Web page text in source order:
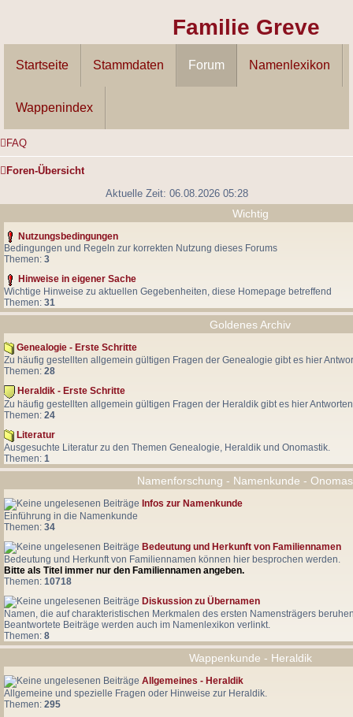
Familie Greve
Startseite Stammdaten Forum Namenlexikon
Wappenindex
FAQ
Foren-Übersicht
Aktuelle Zeit: 06.08.2026 05:28
Wichtig
Nutzungsbedingungen
Bedingungen und Regeln zur korrekten Nutzung dieses Forums
Themen: 3
Hinweise in eigener Sache
Wichtige Hinweise zu aktuellen Gegebenheiten, diese Homepage betreffend
Themen: 31
Goldenes Archiv
Genealogie - Erste Schritte
Zu häufig gestellten allgemein gültigen Fragen der Genealogie gibt es hier
Themen: 28
Heraldik - Erste Schritte
Zu häufig gestellten allgemein gültigen Fragen der Heraldik gibt es hier
Themen: 24
Literatur
Ausgesuchte Literatur zu den Themen Genealogie, Heraldik und Onomastik.
Themen: 1
Namenforschung - Namenkunde -
Infos zur Namenkunde
Einführung in die Namenkunde
Themen: 34
Bedeutung und Herkunft von Familiennamen
Bedeutung und Herkunft von Familiennamen können hier besprochen werden.
Bitte als Titel immer nur den Familiennamen angeben.
Themen: 10718
Diskussion zu Übernamen
Namen, die auf charakteristischen Merkmalen des ersten Namensträgers
Beantwortete Beiträge werden auch im Namenlexikon verlinkt.
Themen: 8
Wappenkunde - Heraldik
Allgemeines - Heraldik
Allgemeine und spezielle Fragen oder Hinweise zur Heraldik.
Themen: 295